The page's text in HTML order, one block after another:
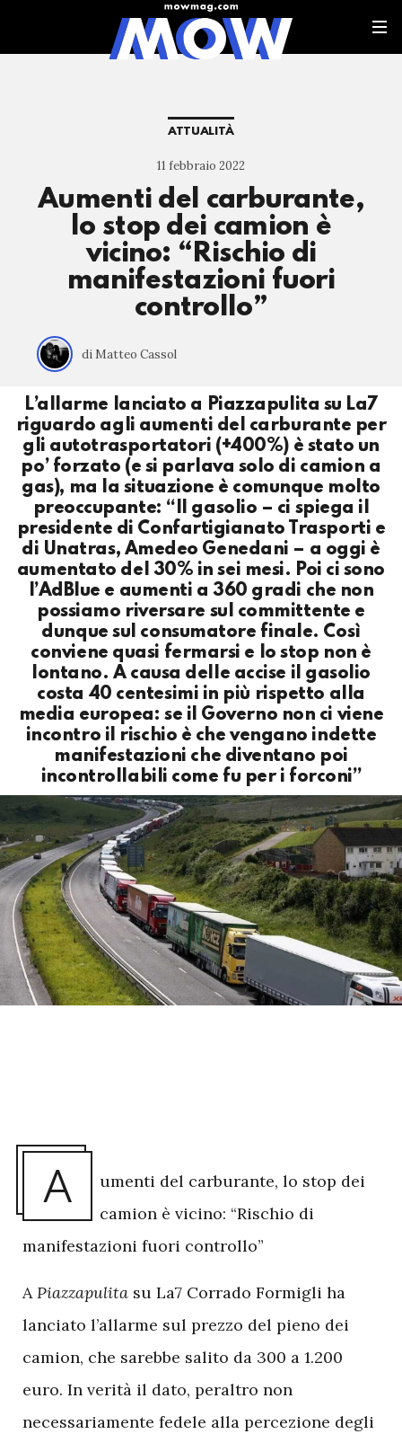
ATTUALITÀ
11 febbraio 2022
Aumenti del carburante,
lo stop dei camion è
vicino: “Rischio di
manifestazioni fuori
controllo”
di Matteo Cassol
L’allarme lanciato a Piazzapulita su La7
riguardo agli aumenti del carburante per
gli autotrasportatori (+400%) è stato un
po’ forzato (e si parlava solo di camion a
gas), ma la situazione è comunque molto
preoccupante: “Il gasolio – ci spiega il
presidente di Confartigianato Trasporti e
di Unatras, Amedeo Genedani – a oggi è
aumentato del 30% in sei mesi. Poi ci sono
l’AdBlue e aumenti a 360 gradi che non
possiamo riversare sul committente e
dunque sul consumatore finale. Così
conviene quasi fermarsi e lo stop non è
lontano. A causa delle accise il gasolio
costa 40 centesimi in più rispetto alla
media europea: se il Governo non ci viene
incontro il rischio è che vengano indette
manifestazioni che diventano poi
incontrollabili come fu per i forconi”
A
umenti del carburante, lo stop dei
camion è vicino: “Rischio di
manifestazioni fuori controllo”
APiazzapulita su La7 Corrado Formigli ha
lanciato l’allarme sul prezzo del pieno dei
camion, che sarebbe salito da 300 a 1.200
euro. In verità il dato, peraltro non
necessariamente fedele alla percezione degli